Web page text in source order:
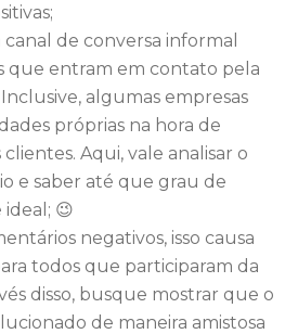
de conversa informal
que entram em contato pela
algumas empresas
próprias na hora de
Aqui, vale analisar o
e saber até que grau de
😉
negativos, isso causa
todos que participaram da
disso, busque mostrar que o
de maneira amistosa